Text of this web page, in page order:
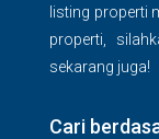
listing properti
properti,
sekarang juga!
Cari